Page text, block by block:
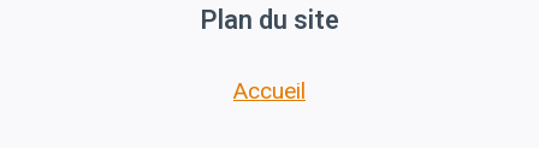
Plan du site
Accueil